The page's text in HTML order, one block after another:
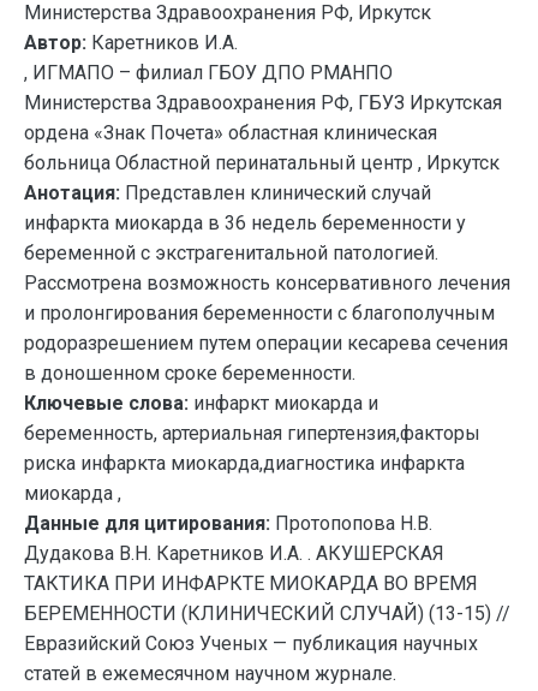
Министерства Здравоохранения РФ, Иркутск
Автор: Каретников И.А.
, ИГМАПО – филиал ГБОУ ДПО РМАНПО
Министерства Здравоохранения РФ, ГБУЗ Иркутская
ордена «Знак Почета» областная клиническая
больница Областной перинатальный центр , Иркутск
Анотация: Представлен клинический случай
инфаркта миокарда в 36 недель беременности у
беременной с экстрагенитальной патологией.
Рассмотрена возможность консервативного лечения
и пролонгирования беременности с благополучным
родоразрешением путем операции кесарева сечения
в доношенном сроке беременности.
Ключевые слова: инфаркт миокарда и
беременность, артериальная гипертензия,факторы
риска инфаркта миокарда,диагностика инфаркта
миокарда ,
Данные для цитирования: Протопопова Н.В.
Дудакова В.Н. Каретников И.А. . АКУШЕРСКАЯ
ТАКТИКА ПРИ ИНФАРКТЕ МИОКАРДА ВО ВРЕМЯ
БЕРЕМЕННОСТИ (КЛИНИЧЕСКИЙ СЛУЧАЙ) (13-15) //
Евразийский Союз Ученых — публикация научных
статей в ежемесячном научном журнале.